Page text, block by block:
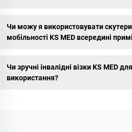
Чи можу я використовувати
мобільності KS MED всередині
Чи зручні інвалідні візки KS MED
використання?